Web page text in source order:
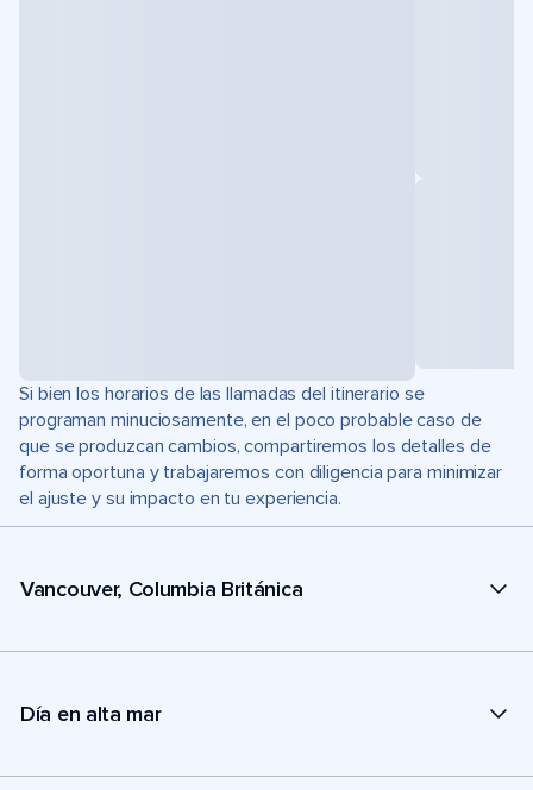
Si bien los horarios de las llamadas del itinerario se
programan minuciosamente, en el poco probable caso de
que se produzcan cambios, compartiremos los detalles de
forma oportuna y trabajaremos con diligencia para minimizar
el ajuste y su impacto en tu experiencia.
Vancouver, Columbia Británica
Día en alta mar